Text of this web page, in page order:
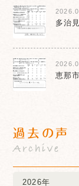
多治
恵那
過去の声
Archive
2026年